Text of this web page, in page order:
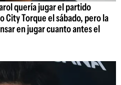
quería jugar el partido
Torque el sábado, pero la
en jugar cuanto antes el